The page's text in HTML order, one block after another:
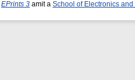
EPrints 3 amit a School of Electronics